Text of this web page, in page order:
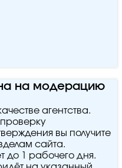
на модерацию
агентства.
вы получите
сайта.
1 рабочего дня.